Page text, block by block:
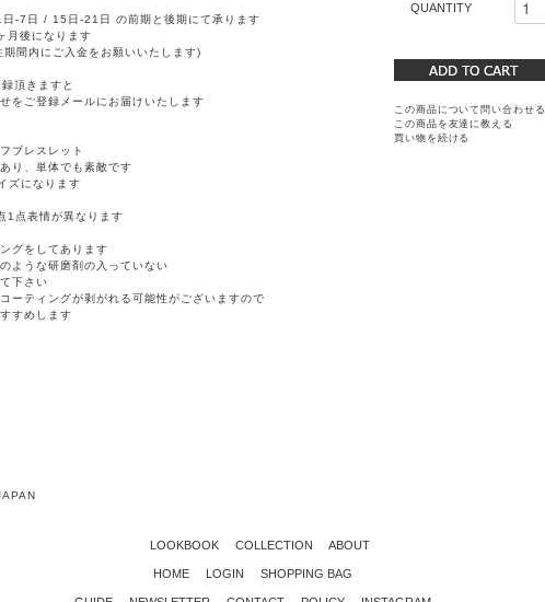
日-7日 / 15日-21日 の前期と後期にて承ります
月後になります
間内にご入金をお願いいたします)
頂きますと
をご登録メールにお届けいたします
ブレスレット
り、単体でも素敵です
ズになります
1点表情が異なります
グをしてあります
ような研磨剤の入っていない
下さい
ーティングが剥がれる可能性がございますので
すめします
QUANTITY
この商品について問い合わせる
この商品を友達に教える
買い物を続ける
LOOKBOOK COLLECTION ABOUT
HOME LOGIN SHOPPING BAG